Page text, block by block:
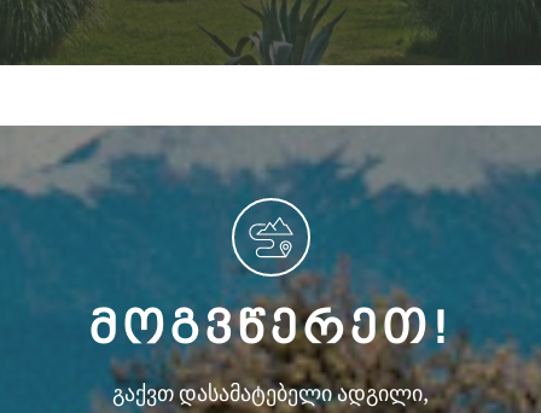
ᲛᲣᲖᲔᲣᲛᲘ
ᲛᲝᲒᲕᲬᲔᲠᲔᲗ!
გაქვთ დასამატებელი ადგილი,